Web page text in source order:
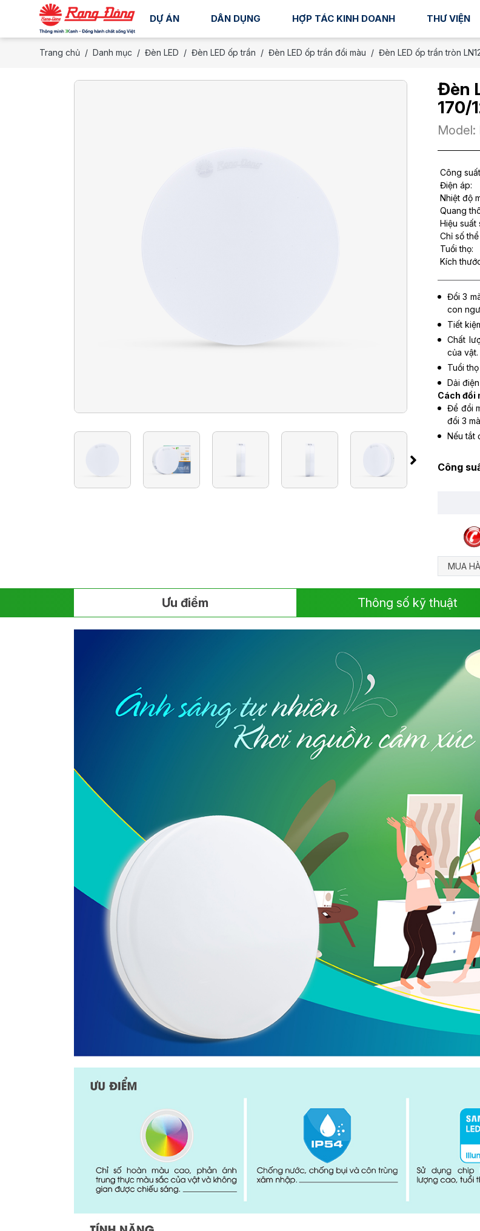
DỰ ÁN DÂN DỤNG HỢP TÁC KINH DOANH THƯ VIỆN
Trang chủ Danh mục Đèn LED Đèn LED ốp trần Đèn LED ốp trần đổi màu Đèn LED ốp trần tròn
Đèn
170/
Model:
Công
Điện áp:
Nhiệt độ
Quang
Hiệu suất
Chỉ số
Tuổi thọ:
Kích
Đổi 3
con
Tiết
Chất
của vật.
Tuổi
Dải
Cách đổi
Để đổi
đổi 3
Nếu tắt
Công
MUA
Ưu điểm Thông số kỹ thuật